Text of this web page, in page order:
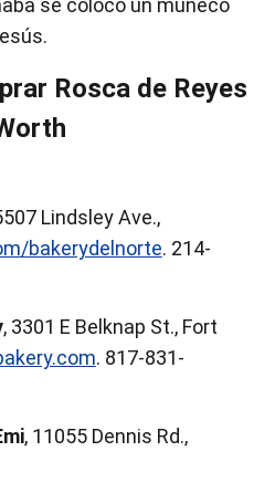
se colocó un muñeco
Rosca de Reyes
Lindsley Ave.,
bakerydelnorte. 214-
, 3301 E Belknap St., Fort
. 817-831-
, 11055 Dennis Rd.,